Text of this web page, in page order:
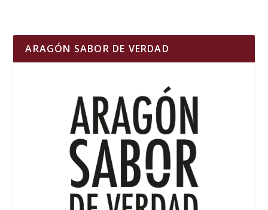
ARAGÓN SABOR DE VERDAD